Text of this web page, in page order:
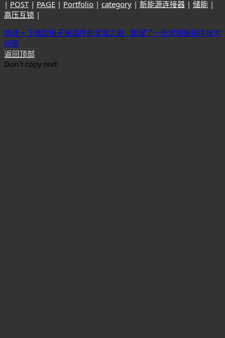
| POST| PAGE | Portfolio | category | 新能源连接器 | 储能 |
高压互锁 |
简述一下微型电子接插件的发展之路 整理了一些射频接插件技术
问答
返回顶部
Don`t copy text!